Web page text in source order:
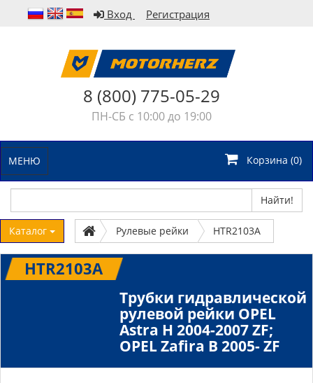
Вход Регистрация
8 (800) 775-05-29
ПН-СБ с 10:00 до 19:00
МЕНЮ Корзина (0)
Найти!
Каталог Рулевые рейки HTR2103A
HTR2103A
Трубки гидравлической
рулевой рейки OPEL
Astra H 2004-2007 ZF;
OPEL Zafira B 2005- ZF